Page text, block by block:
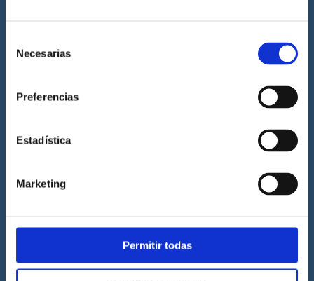
Necesarias
Preferencias
Estadística
Marketing
Permitir todas
Prácticas de titulaciones náuticas
Prácticas de habilitación a vela
Titulaciones náuticas
Curso de Licencia de Navegación
Curso de PNB